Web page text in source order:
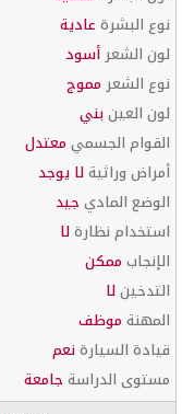
نوع البشرة عادية
لون الشعرأسود
نوع الشعر مموج
لون العينبني
القوام الجسمي معتدل
أمراض وراثيةلا يوجد
الوضع المادي جيد
استخدام نظارةلا
الإنجاب ممكن
التدخينلا
المهنة موظف
قيادة السيارةنعم
مستوى الدراسة جامعة